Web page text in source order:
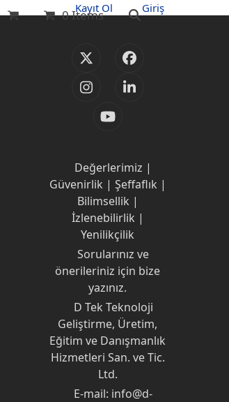
Kayıt Ol Giriş
0 Items
Twitter
(deprecated)
Facebook
InstagramLinkedIn
YouTube
Değerlerimiz |
Güvenirlik | Şeffaflık |
Bilimsellik |
İzlenebilirlik |
Yenilikçilik
Sorularınız ve
önerileriniz için bize
yazınız.
D Tek Teknoloji
Geliştirme, Üretim,
Eğitim ve Danışmanlık
Hizmetleri San. ve Tic.
Ltd.
E-mail: info@d-